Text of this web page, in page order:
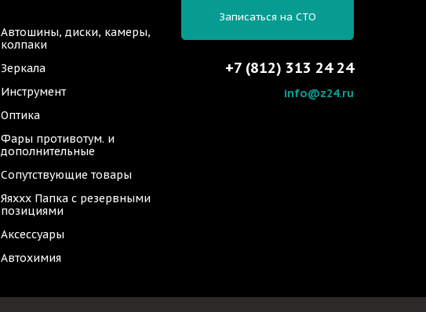
Автошины, диски, камеры,
колпаки
Зеркала
Инструмент
Оптика
Фары противотум. и
дополнительные
Сопутствующие товары
Яяххх Папка с резервными
позициями
Аксессуары
Автохимия
Записаться на СТО
+7 (812) 313 24 24
info@z24.ru